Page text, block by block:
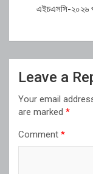
এইচএসসি-২০২৬
Leave a
Your email
are marked *
Comment *